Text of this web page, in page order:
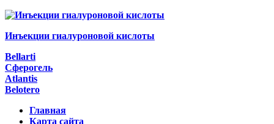
Инъекции гиалуроновой кислоты
Bellarti
Сферогель
Atlantis
Belotero
Главная
Карта сайта